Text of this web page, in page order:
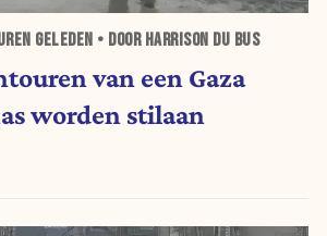
GELEDEN • DOOR HARRISON DU BUS
van een Gaza
worden stilaan